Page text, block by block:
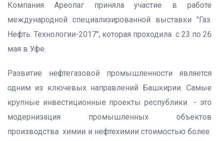
Компания Ареопаг приняла участие в работе
международной специализированной выставки "Газ.
Нефть. Технологии-2017", которая проходила с 23 по 26
мая в Уфе.
Развитие нефтегазовой промышленности является
одним из ключевых направлений Башкирии. Самые
крупные инвестиционные проекты республики - это
модернизация промышленных объектов
производства химии и нефтехимии стоимостью более